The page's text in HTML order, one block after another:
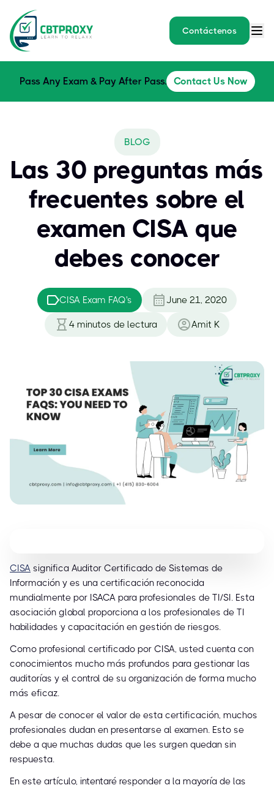
Contáctenos
Pass Any Exam & Pay After Pass. Contact Us Now
BLOG
Las 30 preguntas más
frecuentes sobre el
examen CISA que
debes conocer
CISA Exam FAQ's June 21, 2020
4 minutos de lectura Amit K
CISA significa Auditor Certificado de Sistemas de
Información y es una certificación reconocida
mundialmente por ISACA para profesionales de TI/SI. Esta
asociación global proporciona a los profesionales de TI
habilidades y capacitación en gestión de riesgos.
Como profesional certificado por CISA, usted cuenta con
conocimientos mucho más profundos para gestionar las
auditorías y el control de su organización de forma mucho
más eficaz.
A pesar de conocer el valor de esta certificación, muchos
profesionales dudan en presentarse al examen. Esto se
debe a que muchas dudas que les surgen quedan sin
respuesta.
En este artículo, intentaré responder a la mayoría de las